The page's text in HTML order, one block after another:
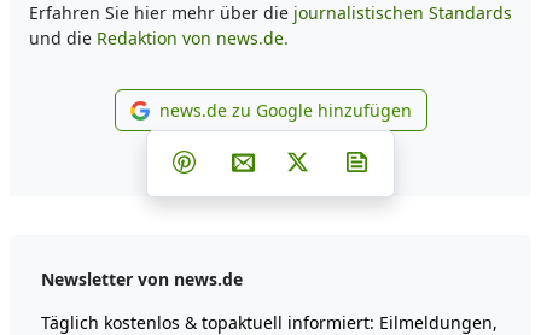
Erfahren Sie hier mehr über die journalistischen Standards
und die Redaktion von news.de.
news.de zu Google
news.de zu Google hinzufügen
Teilen auf Facebook
Teilen auf Whatsapp
Teilen auf Telegram
Teilen auf Pinterest
Per E-Mail teilen
Post auf X
Newsletter von news.de
Täglich kostenlos & topaktuell informiert: Eilmeldungen,